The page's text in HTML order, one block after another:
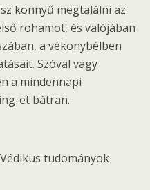
könnyű megtalálni az
rohamot, és valójában
a vékonybélben
Szóval vagy
a mindennapi
et bátran.
tudományok